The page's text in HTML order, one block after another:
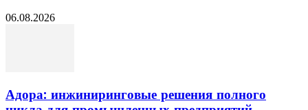
06.08.2026
Адора: инжиниринговые решения полного